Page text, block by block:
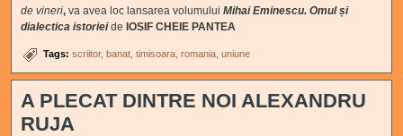
de vineri,va avea loc lansarea volumuluiMihai Eminescu. Omul și
dialectica istorieide IOSIF CHEIE PANTEA
Tags:scriitor banat timisoara romania uniune
A PLECAT DINTRE NOI ALEXANDRU
RUJA